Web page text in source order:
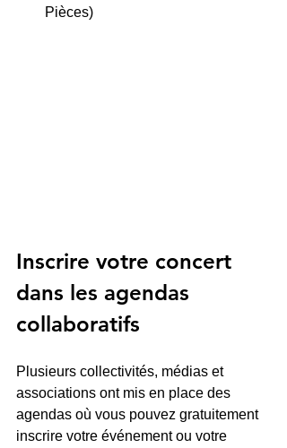
Pièces)
Inscrire votre concert
dans les agendas
collaboratifs
Plusieurs collectivités, médias et
associations ont mis en place des
agendas où vous pouvez gratuitement
inscrire votre événement ou votre